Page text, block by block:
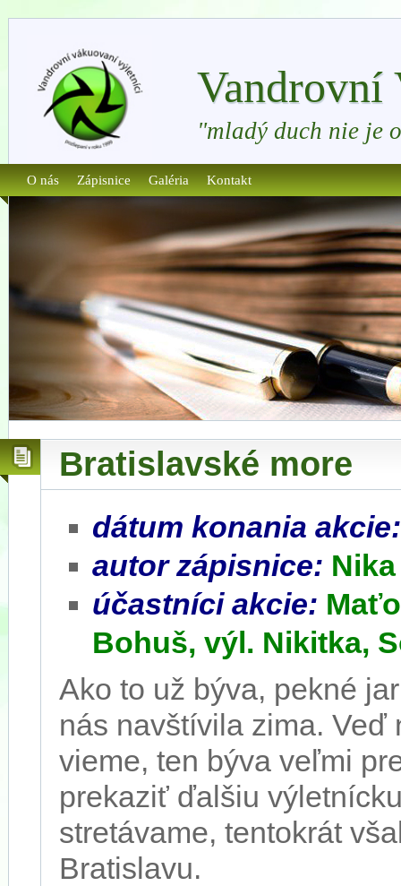
"mladý duch nie je
O nás Zápisnice Galéria Kontakt
Bratislavské more
dátum konania akcie:
autor zápisnice: Nika
účastníci akcie:
Bohuš, výl. Nikitka,
Ako to už býva, pekné
nás navštívila zima.
vieme, ten býva veľmi
prekaziť ďalšiu
stretávame, tentokrát
Bratislavu.